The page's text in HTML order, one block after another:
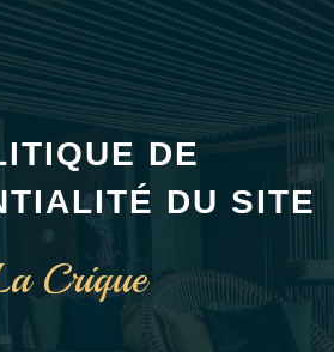
DE
DU SITE
Crique